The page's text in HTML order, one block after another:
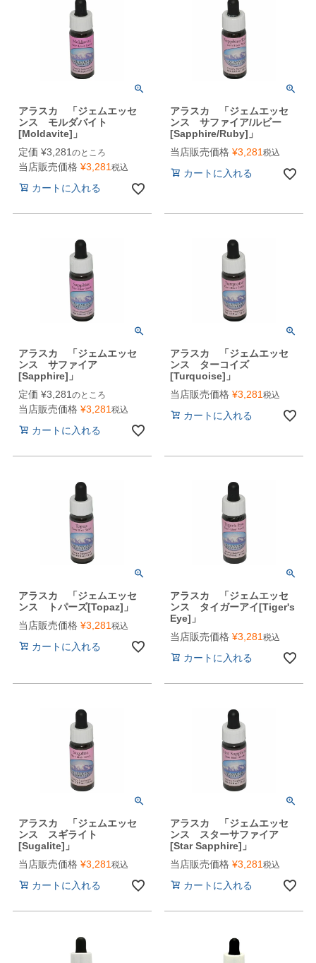
アラスカ 「ジェムエッセ
ンス モルダバイト
[Moldavite]」
定価 ¥3,281 のところ
当店販売価格 ¥3,281 税込
カートに入れる
アラスカ 「ジェムエッセ
ンス サファイア/ルビー
[Sapphire/Ruby]」
当店販売価格 ¥3,281 税込
カートに入れる
アラスカ 「ジェムエッセ
ンス サファイア
[Sapphire]」
定価 ¥3,281 のところ
当店販売価格 ¥3,281 税込
カートに入れる
アラスカ 「ジェムエッセ
ンス ターコイズ
[Turquoise]」
当店販売価格 ¥3,281 税込
カートに入れる
アラスカ 「ジェムエッセ
ンス トパーズ[Topaz]」
当店販売価格 ¥3,281 税込
カートに入れる
アラスカ 「ジェムエッセ
ンス タイガーアイ[Tiger's
Eye]」
当店販売価格 ¥3,281 税込
カートに入れる
アラスカ 「ジェムエッセ
ンス スギライト
[Sugalite]」
当店販売価格 ¥3,281 税込
カートに入れる
アラスカ 「ジェムエッセ
ンス スターサファイア
[Star Sapphire]」
当店販売価格 ¥3,281 税込
カートに入れる